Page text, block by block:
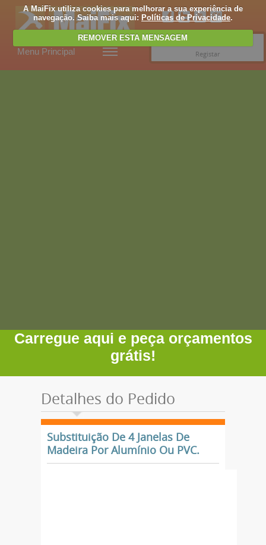
A MaiFix utiliza cookies para melhorar a sua experiência de
navegação. Saiba mais aqui: Políticas de Privacidade.
REMOVER ESTA MENSAGEM
Menu Principal
Registar
Carregue aqui e peça orçamentos
grátis!
Detalhes do Pedido
Substituição De 4 Janelas De
Madeira Por Alumínio Ou PVC.